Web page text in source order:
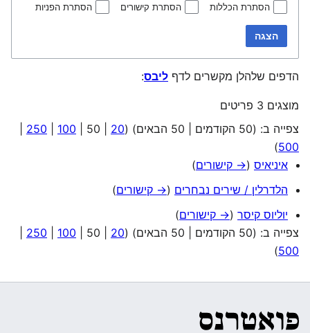
הסתרת הכללות הסתרת קישורים הסתרת הפניות
הצגה
הדפים שלהלן מקשרים לדף ליבס:
מוצגים 3 פריטים
צפייה ב: (50 הקודמים 50 הבאים ) (
20
50
100
250
500
)
איניאיס (→ קישורים)
הלדרלין / שירים נבחרים (→ קישורים)
יוליוס קיסר (→ קישורים)
צפייה ב: (50 הקודמים 50 הבאים ) (
20
50
100
250
500
)